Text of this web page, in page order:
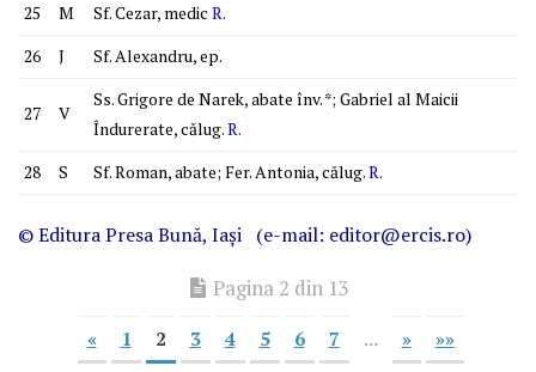
25
M Sf. Cezar, medic R.
26
J Sf. Alexandru, ep.
27 V
Ss. Grigore de Narek, abate înv. *; Gabriel al Maicii
Îndurerate, călug.R.
28
S Sf. Roman, abate; Fer. Antonia, călug.R.
© EdituraPresa Bună, Iaşi (e-mail: editor@ercis.ro)
Pagina 2 din 13
« 1 2 3 4 5 6 7 ... » »»